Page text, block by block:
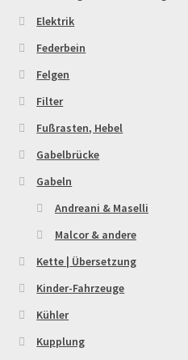
Elektrik
Federbein
Felgen
Filter
Fußrasten, Hebel
Gabelbrücke
Gabeln
Andreani & Maselli
Malcor & andere
Kette | Übersetzung
Kinder-Fahrzeuge
Kühler
Kupplung